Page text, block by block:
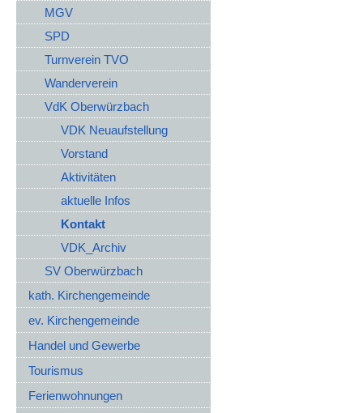
MGV
SPD
Turnverein TVO
Wanderverein
VdK Oberwürzbach
VDK Neuaufstellung
Vorstand
Aktivitäten
aktuelle Infos
Kontakt
VDK_Archiv
SV Oberwürzbach
kath. Kirchengemeinde
ev. Kirchengemeinde
Handel und Gewerbe
Tourismus
Ferienwohnungen